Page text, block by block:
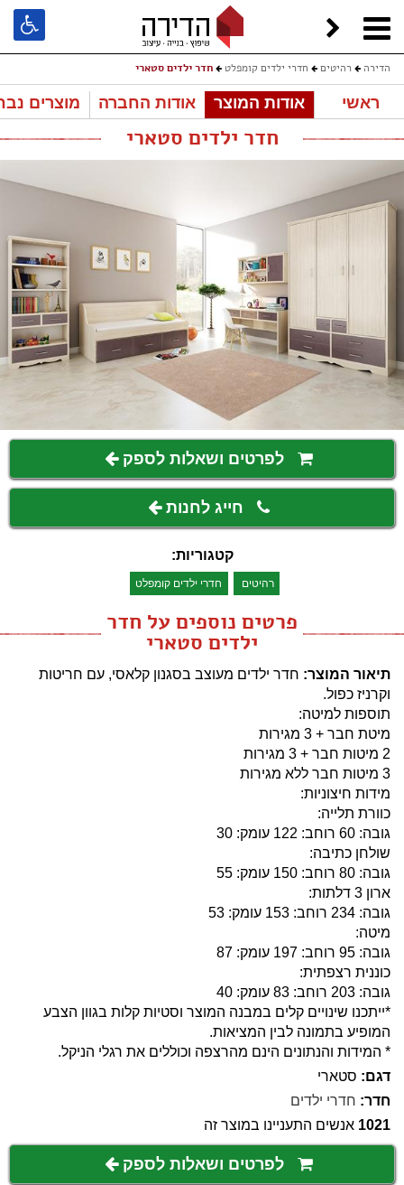
הדירה רהיטים חדרי ילדים קומפלט חדר ילדים סטארי
ראשי אודות המוצר אודות החברה מוצרים
חדר ילדים סטארי
לפרטים ושאלות לספק
חייג לחנות
קטגוריות:
רהיטים חדרי ילדים קומפלט
פרטים נוספים על חדר
ילדים סטארי
תיאור המוצר: חדר ילדים מעוצב בסגנון קלאסי, עם חריטות
וקרניז כפול.
תוספות למיטה:
מיטת חבר + 3 מגירות
2 מיטות חבר + 3 מגירות
3 מיטות חבר ללא מגירות
מידות חיצוניות:
כוורת תלייה:
גובה: 60 רוחב: 122 עומק: 30
שולחן כתיבה:
גובה: 80 רוחב: 150 עומק: 55
ארון 3 דלתות:
גובה: 234 רוחב: 153 עומק: 53
מיטה:
גובה: 95 רוחב: 197 עומק: 87
כוננית רצפתית:
גובה: 203 רוחב: 83 עומק: 40
*ייתכנו שינויים קלים במבנה המוצר וסטיות קלות בגוון הצבע
המופיע בתמונה לבין המציאות.
* המידות והנתונים הינם מהרצפה וכוללים את רגלי הניקל.
דגם: סטארי
חדר: חדרי ילדים
1021 אנשים התעניינו במוצר זה
לפרטים ושאלות לספק